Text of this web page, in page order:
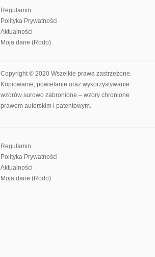
Regulamin
Polityka Prywatności
Aktualności
Moja dane (Rodo)
Copyright © 2020 Wszelkie prawa zastrzeżone.
Kopiowanie, powielanie oraz wykorzystywanie
wzorów surowo zabronione – wzory chronione
prawem autorskim i patentowym.
Regulamin
Polityka Prywatności
Aktualności
Moja dane (Rodo)